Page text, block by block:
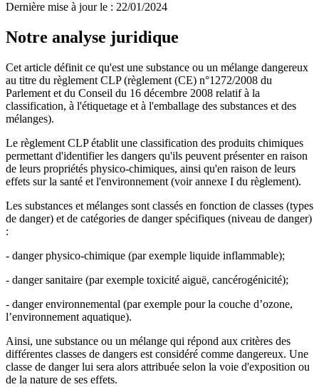
Dernière mise à jour le : 22/01/2024
Notre analyse juridique
Cet article définit ce qu'est une substance ou un mélange dangereux
au titre du règlement CLP (règlement (CE) n°1272/2008 du
Parlement et du Conseil du 16 décembre 2008 relatif à la
classification, à l'étiquetage et à l'emballage des substances et des
mélanges).
Le règlement CLP établit une classification des produits chimiques
permettant d'identifier les dangers qu'ils peuvent présenter en raison
de leurs propriétés physico-chimiques, ainsi qu'en raison de leurs
effets sur la santé et l'environnement (voir annexe I du règlement).
Les substances et mélanges sont classés en fonction de classes (types
de danger) et de catégories de danger spécifiques (niveau de danger)
:
- danger physico-chimique (par exemple liquide inflammable);
- danger sanitaire (par exemple toxicité aiguë, cancérogénicité);
- danger environnemental (par exemple pour la couche d’ozone,
l’environnement aquatique).
Ainsi, une substance ou un mélange qui répond aux critères des
différentes classes de dangers est considéré comme dangereux. Une
classe de danger lui sera alors attribuée selon la voie d'exposition ou
de la nature de ses effets.